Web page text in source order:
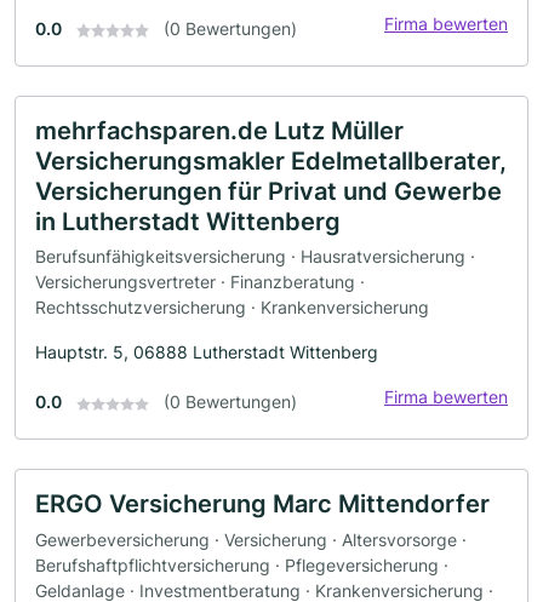
0.0 (0 Bewertungen) Firma bewerten
mehrfachsparen.de Lutz Müller
Versicherungsmakler Edelmetallberater,
Versicherungen für Privat und Gewerbe
in Lutherstadt Wittenberg
Berufsunfähigkeitsversicherung · Hausratversicherung ·
Versicherungsvertreter · Finanzberatung ·
Rechtsschutzversicherung · Krankenversicherung
Hauptstr. 5, 06888 Lutherstadt Wittenberg
0.0 (0 Bewertungen) Firma bewerten
ERGO Versicherung Marc Mittendorfer
Gewerbeversicherung · Versicherung · Altersvorsorge ·
Berufshaftpflichtversicherung · Pflegeversicherung ·
Geldanlage · Investmentberatung · Krankenversicherung ·